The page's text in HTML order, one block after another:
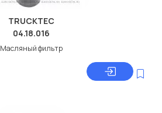
TRUCKTEC
04.18.016
Масляный фильтр